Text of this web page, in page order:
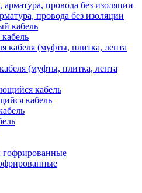
провода без изоляции
(муфты, плитка, лента
кабель